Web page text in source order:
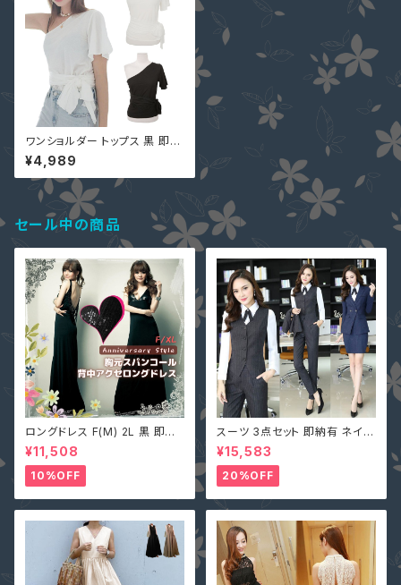
ワンショルダー トップス 黒 即納
半袖 Ｔシャツ リボン オフショル
ダー スリム 無地 シンプル 216
9556 ナチュラル 服 服装 個性
的 カットソー ブラック
¥4,989
セール中の商品
ロングドレス F(M) 2L 黒 即納
マキシワンピース キャバ嬢 パー
ティードレス スパンコール 二次
会 大きいサイズ YJ-6536 レデ
ィース 背中開き ノースリーブ イ
ブニングドレス
¥11,508
10%OFF
スーツ 3点セット 即納有 ネイビ
ー グレー S M L 2L 3L 4L 大
きいサイズ パンツ or スカート＋
ジャケット＋ベスト ストライプ X
Z-X10083
¥15,583
20%OFF